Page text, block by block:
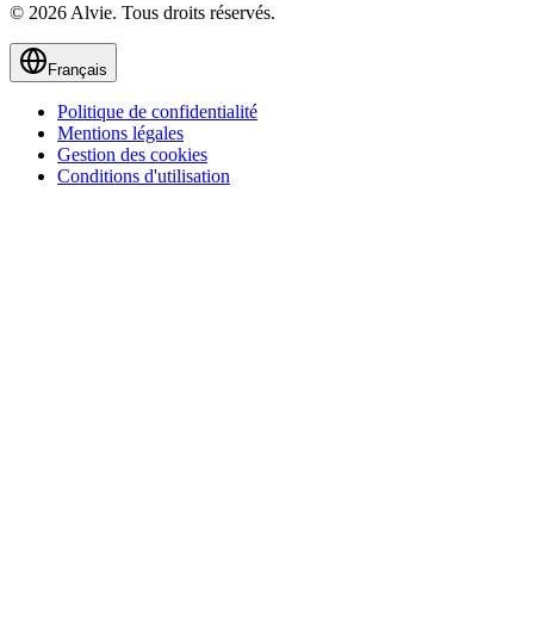
© 2026 Alvie. Tous droits réservés.
Français
Politique de confidentialité
Mentions légales
Gestion des cookies
Conditions d'utilisation